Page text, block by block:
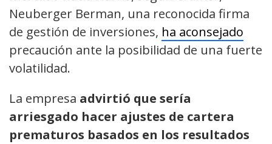
Neuberger Berman, una reconocida firma
de gestión de inversiones, ha aconsejado
precaución ante la posibilidad de una fuerte
volatilidad.
La empresa advirtió que sería
arriesgado hacer ajustes de cartera
prematuros basados en los resultados